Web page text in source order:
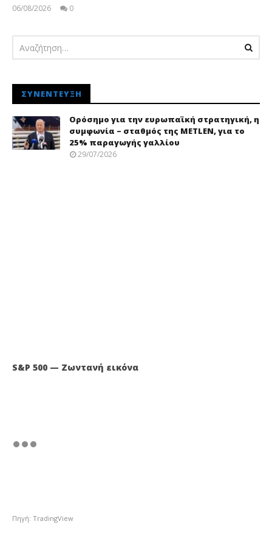
06/08/2026
0
ΣΥΝΈΝΤΕΥΞΗ
Ορόσημο για την ευρωπαϊκή στρατηγική, η
συμφωνία – σταθμός της METLEN, για το
25% παραγωγής γαλλίου
29/07/2026
S&P 500 — Ζωντανή εικόνα
Πηγή: TradingView